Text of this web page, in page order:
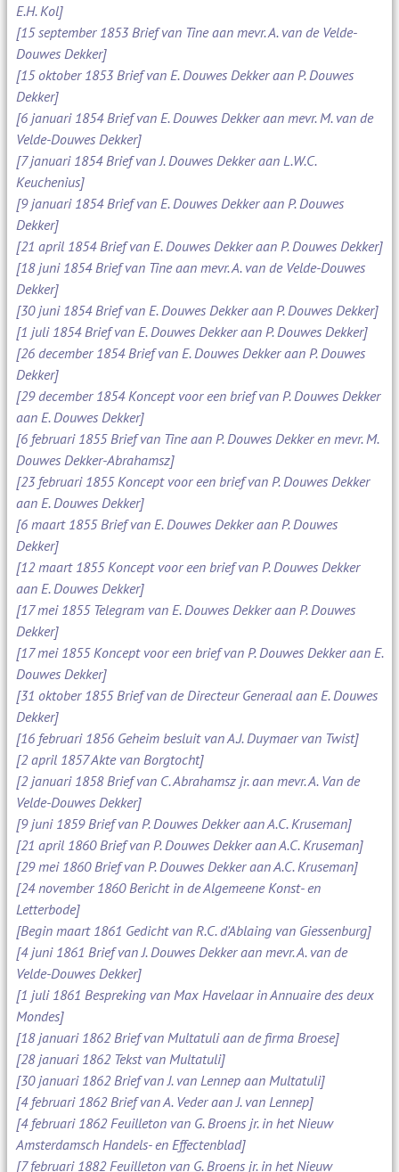
E.H. Kol]
[15 september 1853 Brief van Tine aan mevr. A. van de Velde-
Douwes Dekker]
[15 oktober 1853 Brief van E. Douwes Dekker aan P. Douwes
Dekker]
[6 januari 1854 Brief van E. Douwes Dekker aan mevr. M. van de
Velde-Douwes Dekker]
[7 januari 1854 Brief van J. Douwes Dekker aan L.W.C.
Keuchenius]
[9 januari 1854 Brief van E. Douwes Dekker aan P. Douwes
Dekker]
[21 april 1854 Brief van E. Douwes Dekker aan P. Douwes Dekker]
[18 juni 1854 Brief van Tine aan mevr. A. van de Velde-Douwes
Dekker]
[30 juni 1854 Brief van E. Douwes Dekker aan P. Douwes Dekker]
[1 juli 1854 Brief van E. Douwes Dekker aan P. Douwes Dekker]
[26 december 1854 Brief van E. Douwes Dekker aan P. Douwes
Dekker]
[29 december 1854 Koncept voor een brief van P. Douwes Dekker
aan E. Douwes Dekker]
[6 februari 1855 Brief van Tine aan P. Douwes Dekker en mevr. M.
Douwes Dekker-Abrahamsz]
[23 februari 1855 Koncept voor een brief van P. Douwes Dekker
aan E. Douwes Dekker]
[6 maart 1855 Brief van E. Douwes Dekker aan P. Douwes
Dekker]
[12 maart 1855 Koncept voor een brief van P. Douwes Dekker
aan E. Douwes Dekker]
[17 mei 1855 Telegram van E. Douwes Dekker aan P. Douwes
Dekker]
[17 mei 1855 Koncept voor een brief van P. Douwes Dekker aan E.
Douwes Dekker]
[31 oktober 1855 Brief van de Directeur Generaal aan E. Douwes
Dekker]
[16 februari 1856 Geheim besluit van A.J. Duymaer van Twist]
[2 april 1857 Akte van Borgtocht]
[2 januari 1858 Brief van C. Abrahamsz jr. aan mevr. A. Van de
Velde-Douwes Dekker]
[9 juni 1859 Brief van P. Douwes Dekker aan A.C. Kruseman]
[21 april 1860 Brief van P. Douwes Dekker aan A.C. Kruseman]
[29 mei 1860 Brief van P. Douwes Dekker aan A.C. Kruseman]
[24 november 1860 Bericht in de Algemeene Konst- en
Letterbode]
[Begin maart 1861 Gedicht van R.C. d'Ablaing van Giessenburg]
[4 juni 1861 Brief van J. Douwes Dekker aan mevr. A. van de
Velde-Douwes Dekker]
[1 juli 1861 Bespreking van Max Havelaar in Annuaire des deux
Mondes]
[18 januari 1862 Brief van Multatuli aan de firma Broese]
[28 januari 1862 Tekst van Multatuli]
[30 januari 1862 Brief van J. van Lennep aan Multatuli]
[4 februari 1862 Brief van A. Veder aan J. van Lennep]
[4 februari 1862 Feuilleton van G. Broens jr. in het Nieuw
Amsterdamsch Handels- en Effectenblad]
[7 februari 1882 Feuilleton van G. Broens jr. in het Nieuw